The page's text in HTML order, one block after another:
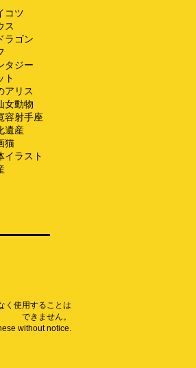
コツ
ス
ラゴン
タジー
ト
アリス
女動物
容射手座
遺産
猫
イラスト
く使用することは
できません。
without notice.